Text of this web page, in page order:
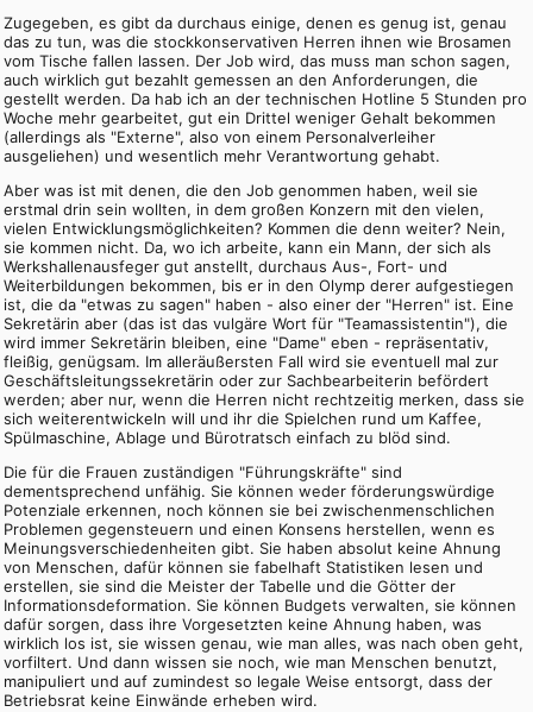
Zugegeben, es gibt da durchaus einige, denen es genug ist, genau
das zu tun, was die stockkonservativen Herren ihnen wie Brosamen
vom Tische fallen lassen. Der Job wird, das muss man schon sagen,
auch wirklich gut bezahlt gemessen an den Anforderungen, die
gestellt werden. Da hab ich an der technischen Hotline 5 Stunden pro
Woche mehr gearbeitet, gut ein Drittel weniger Gehalt bekommen
(allerdings als "Externe", also von einem Personalverleiher
ausgeliehen) und wesentlich mehr Verantwortung gehabt.
Aber was ist mit denen, die den Job genommen haben, weil sie
erstmal drin sein wollten, in dem großen Konzern mit den vielen,
vielen Entwicklungsmöglichkeiten? Kommen die denn weiter? Nein,
sie kommen nicht. Da, wo ich arbeite, kann ein Mann, der sich als
Werkshallenausfeger gut anstellt, durchaus Aus-, Fort- und
Weiterbildungen bekommen, bis er in den Olymp derer aufgestiegen
ist, die da "etwas zu sagen" haben - also einer der "Herren" ist. Eine
Sekretärin aber (das ist das vulgäre Wort für "Teamassistentin"), die
wird immer Sekretärin bleiben, eine "Dame" eben - repräsentativ,
fleißig, genügsam. Im alleräußersten Fall wird sie eventuell mal zur
Geschäftsleitungssekretärin oder zur Sachbearbeiterin befördert
werden; aber nur, wenn die Herren nicht rechtzeitig merken, dass sie
sich weiterentwickeln will und ihr die Spielchen rund um Kaffee,
Spülmaschine, Ablage und Bürotratsch einfach zu blöd sind.
Die für die Frauen zuständigen "Führungskräfte" sind
dementsprechend unfähig. Sie können weder förderungswürdige
Potenziale erkennen, noch können sie bei zwischenmenschlichen
Problemen gegensteuern und einen Konsens herstellen, wenn es
Meinungsverschiedenheiten gibt. Sie haben absolut keine Ahnung
von Menschen, dafür können sie fabelhaft Statistiken lesen und
erstellen, sie sind die Meister der Tabelle und die Götter der
Informationsdeformation. Sie können Budgets verwalten, sie können
dafür sorgen, dass ihre Vorgesetzten keine Ahnung haben, was
wirklich los ist, sie wissen genau, wie man alles, was nach oben geht,
vorfiltert. Und dann wissen sie noch, wie man Menschen benutzt,
manipuliert und auf zumindest so legale Weise entsorgt, dass der
Betriebsrat keine Einwände erheben wird.